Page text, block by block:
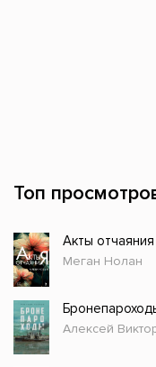
Топ
Акты отчаяния
Меган Нолан
Алексей